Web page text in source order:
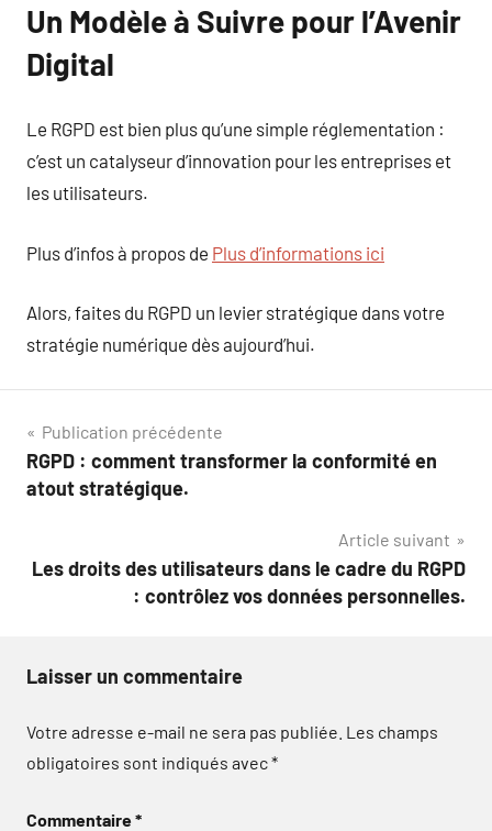
Un Modèle à Suivre pour l’Avenir
Digital
Le RGPD est bien plus qu’une simple réglementation :
c’est un catalyseur d’innovation pour les entreprises et
les utilisateurs.
Plus d’infos à propos de Plus d’informations ici
Alors, faites du RGPD un levier stratégique dans votre
stratégie numérique dès aujourd’hui.
Navigation
de
Publication précédente
RGPD : comment transformer la conformité en
atout stratégique.
Article suivant
Les droits des utilisateurs dans le cadre du RGPD
: contrôlez vos données personnelles.
Laisser un commentaire
Votre adresse e-mail ne sera pas publiée. Les champs
obligatoires sont indiqués avec*
Commentaire*